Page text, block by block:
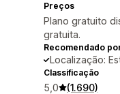
Preços
Plano gratuito
gratuita.
Recomendado
Localização:
Classificação
5,0 (1.690)